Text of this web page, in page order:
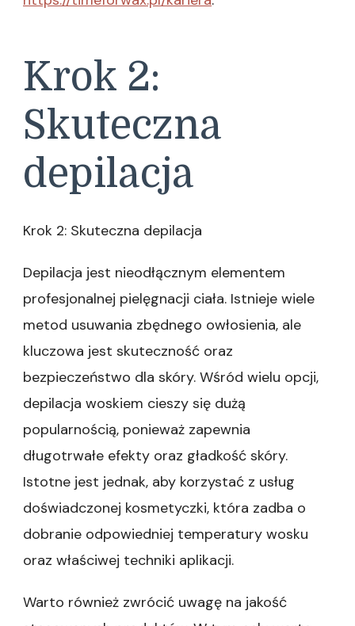
Krok 2:
Skuteczna
depilacja
Krok 2: Skuteczna depilacja
Depilacja jest nieodłącznym elementem
profesjonalnej pielęgnacji ciała. Istnieje wiele
metod usuwania zbędnego owłosienia, ale
kluczowa jest skuteczność oraz
bezpieczeństwo dla skóry. Wśród wielu opcji,
depilacja woskiem cieszy się dużą
popularnością, ponieważ zapewnia
długotrwałe efekty oraz gładkość skóry.
Istotne jest jednak, aby korzystać z usług
doświadczonej kosmetyczki, która zadba o
dobranie odpowiedniej temperatury wosku
oraz właściwej techniki aplikacji.
Warto również zwrócić uwagę na jakość